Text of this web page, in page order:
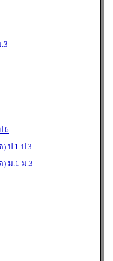
.6
) ป.1-ป.3
) ม.1-ม.3